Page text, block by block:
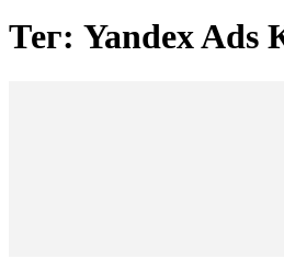
Тег: Yandex Ads